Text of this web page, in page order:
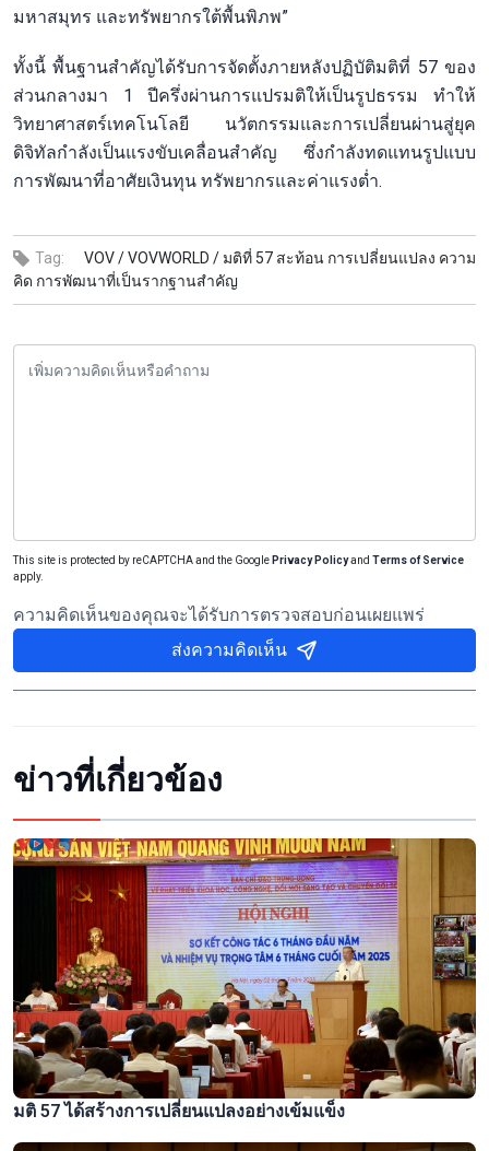
มหาสมุทร และทรัพยากรใต้พื้นพิภพ”
ทั้งนี้ พื้นฐานสำคัญได้รับการจัดตั้งภายหลังปฏิบัติมติที่ 57 ของ
ส่วนกลางมา 1 ปีครึ่งผ่านการแปรมติให้เป็นรูปธรรม ทำให้
วิทยาศาสตร์เทคโนโลยี นวัตกรรมและการเปลี่ยนผ่านสู่ยุค
ดิจิทัลกำลังเป็นแรงขับเคลื่อนสำคัญ ซึ่งกำลังทดแทนรูปแบบ
การพัฒนาที่อาศัยเงินทุน ทรัพยากรและค่าแรงต่ำ.
Tag: VOV /VOVWORLD /มติที่ 57 สะท้อน การเปลี่ยนแปลง ความ
คิด การพัฒนาที่เป็นรากฐานสำคัญ
This site is protected by reCAPTCHA and the Google Privacy Policyand Terms of Service
apply.
ความคิดเห็นของคุณจะได้รับการตรวจสอบก่อนเผยแพร่
ส่งความคิดเห็น
ข่าวที่เกี่ยวข้อง
มติ 57 ได้สร้างการเปลี่ยนแปลงอย่างเข้มแข็ง